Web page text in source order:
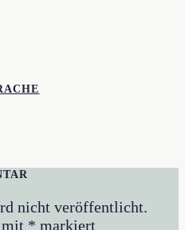
nicht veröffentlicht.
* markiert